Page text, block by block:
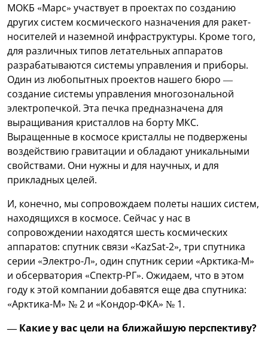
МОКБ «Марс» участвует в проектах по созданию
других систем космического назначения для ракет-
носителей и наземной инфраструктуры. Кроме того,
для различных типов летательных аппаратов
разрабатываются системы управления и приборы.
Один из любопытных проектов нашего бюро —
создание системы управления многозональной
электропечкой. Эта печка предназначена для
выращивания кристаллов на борту МКС.
Выращенные в космосе кристаллы не подвержены
воздействию гравитации и обладают уникальными
свойствами. Они нужны и для научных, и для
прикладных целей.
И, конечно, мы сопровождаем полеты наших систем,
находящихся в космосе. Сейчас у нас в
сопровождении находятся шесть космических
аппаратов: спутник связи «KazSat-2», три спутника
серии «Электро-Л», один спутник серии «Арктика-М»
и обсерватория «Спектр-РГ». Ожидаем, что в этом
году к этой компании добавятся еще два спутника:
«Арктика-М» № 2 и «Кондор-ФКА» № 1.
— Какие у вас цели на ближайшую перспективу?